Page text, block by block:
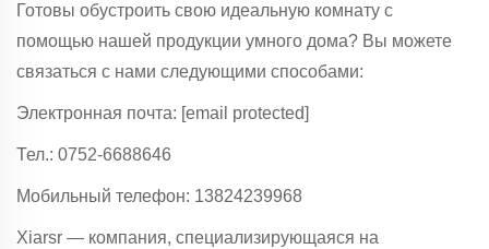
Готовы обустроить свою идеальную комнату с
помощью нашей продукции умного дома? Вы можете
связаться с нами следующими способами:
Электронная почта: [email protected]
Тел.: 0752-6688646
Мобильный телефон: 13824239968
Xiarsr — компания, специализирующаяся на